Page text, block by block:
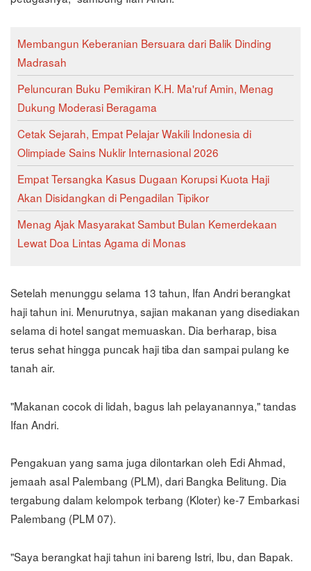
Membangun Keberanian Bersuara dari Balik Dinding
Madrasah
Peluncuran Buku Pemikiran K.H. Ma'ruf Amin, Menag
Dukung Moderasi Beragama
Cetak Sejarah, Empat Pelajar Wakili Indonesia di
Olimpiade Sains Nuklir Internasional 2026
Empat Tersangka Kasus Dugaan Korupsi Kuota Haji
Akan Disidangkan di Pengadilan Tipikor
Menag Ajak Masyarakat Sambut Bulan Kemerdekaan
Lewat Doa Lintas Agama di Monas
Setelah menunggu selama 13 tahun, Ifan Andri berangkat
haji tahun ini. Menurutnya, sajian makanan yang disediakan
selama di hotel sangat memuaskan. Dia berharap, bisa
terus sehat hingga puncak haji tiba dan sampai pulang ke
tanah air.
"Makanan cocok di lidah, bagus lah pelayanannya," tandas
Ifan Andri.
Pengakuan yang sama juga dilontarkan oleh Edi Ahmad,
jemaah asal Palembang (PLM), dari Bangka Belitung. Dia
tergabung dalam kelompok terbang (Kloter) ke-7 Embarkasi
Palembang (PLM 07).
"Saya berangkat haji tahun ini bareng Istri, Ibu, dan Bapak.